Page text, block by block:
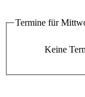
Termine für
Keine